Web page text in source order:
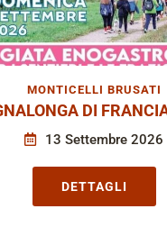
MONTICELLI BRUSATI
DI
13 Settembre 2026
DETTAGLI